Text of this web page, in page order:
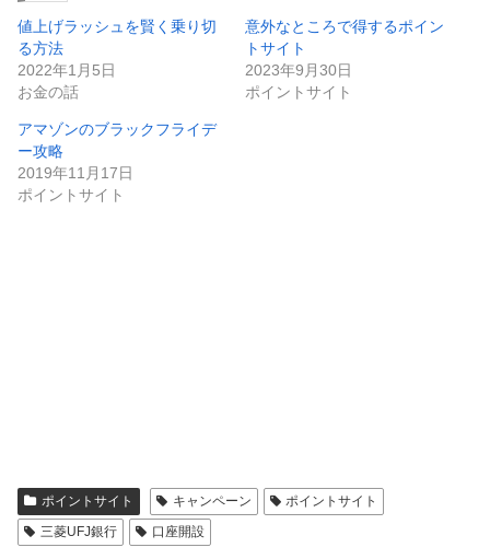
値上げラッシュを賢く乗り切
る方法
2022年1月5日
お金の話
意外なところで得するポイン
トサイト
2023年9月30日
ポイントサイト
アマゾンのブラックフライデ
ー攻略
2019年11月17日
ポイントサイト
ポイントサイト キャンペーン
ポイントサイト
三菱UFJ銀行
口座開設